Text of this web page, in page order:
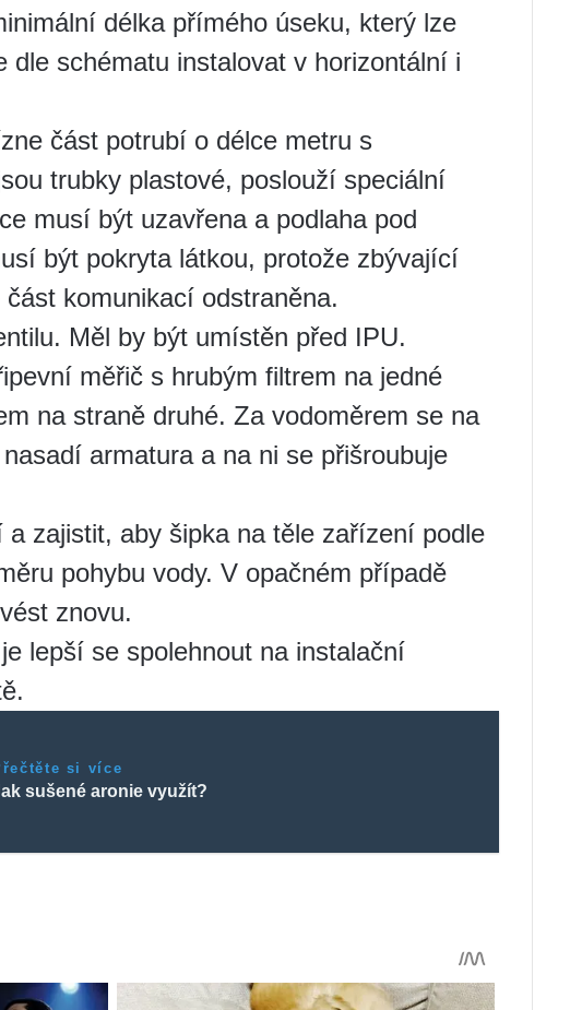
délka přímého úseku, který lze
dle schématu instalovat v horizontální i
část potrubí o délce metru s
trubky plastové, poslouží speciální
musí být uzavřena a podlaha pod
být pokryta látkou, protože zbývající
komunikací odstraněna.
Měl by být umístěn před IPU.
měřič s hrubým filtrem na jedné
na straně druhé. Za vodoměrem se na
armatura a na ni se přišroubuje
zajistit, aby šipka na těle zařízení podle
pohybu vody. V opačném případě
znovu.
lepší se spolehnout na instalační
si více
sušené aronie využít?